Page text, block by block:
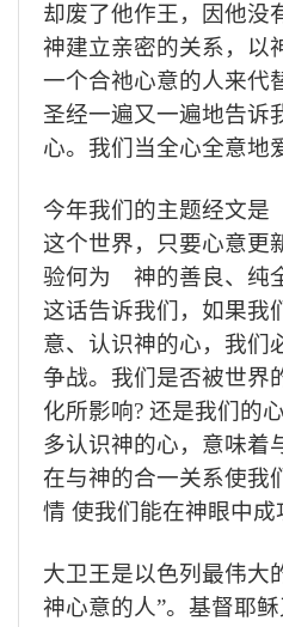
却废了他作王，因他没
神建立亲密的关系，以
一个合祂心意的人来代
圣经一遍又一遍地告诉
心。我们当全心全意地
今年我们的主题经文是
这个世界，只要心意更
验何为 神的善良、纯
这话告诉我们，如果我
意、认识神的心，我们
争战。我们是否被世界
化所影响? 还是我们的
多认识神的心，意味着
在与神的合一关系使我
情 使我们能在神眼中成
大卫王是以色列最伟大
神心意的人”。基督耶